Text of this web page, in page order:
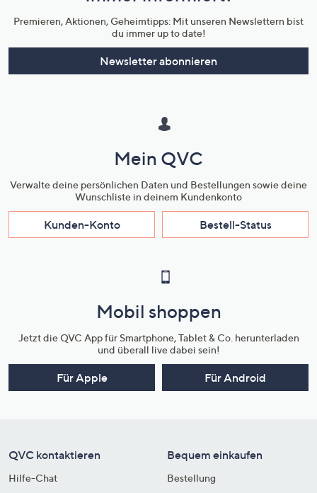
Premieren, Aktionen, Geheimtipps: Mit unseren Newslettern bist
du immer up to date!
Newsletter abonnieren
Mein QVC
Verwalte deine persönlichen Daten und Bestellungen sowie deine
Wunschliste in deinem Kundenkonto
Kunden-Konto Bestell-Status
Mobil shoppen
Jetzt die QVC App für Smartphone, Tablet & Co. herunterladen
und überall live dabei sein!
Für Apple Für Android
QVC kontaktieren
Hilfe-Chat
Bequem einkaufen
Bestellung